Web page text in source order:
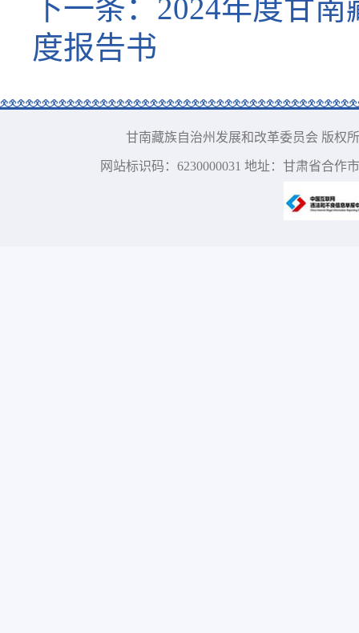
下一条： 2024年度甘
度报告书
甘南藏族自治州发展和改革委员会 版权
网站标识码：6230000031 地址：甘肃省合作